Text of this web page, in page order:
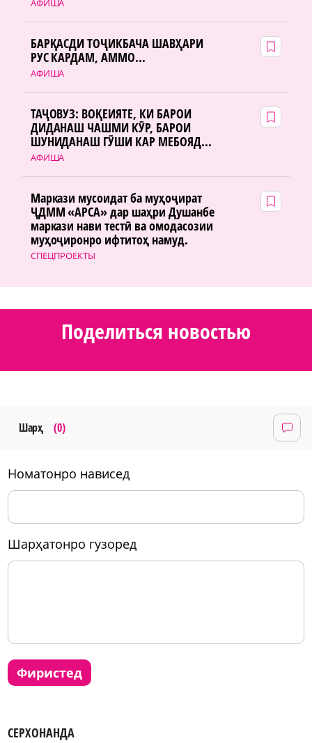
АФИША
БАРҚАСДИ ТОҶИКБАЧА ШАВҲАРИ
РУС КАРДАМ, АММО...
АФИША
ТАҶОВУЗ: ВОҚЕИЯТЕ, КИ БАРОИ
ДИДАНАШ ЧАШМИ КӮР, БАРОИ
ШУНИДАНАШ ГӮШИ КАР МЕБОЯД...
СПЕЦПРОЕКТЫ
Маркази мусоидат ба муҳоҷират
ҶДММ «АРСА» дар шаҳри Душанбе
маркази нави тестӣ ва омодасозии
муҳоҷиронро ифтитоҳ намуд.
Поделиться новостью
Шарҳ (0)
номатонро нависед
шарҳатонро гузоред
фиристед
СЕРХОНАНДА